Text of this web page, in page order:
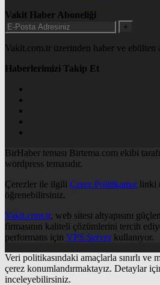
Vakit Haber Aboneliği
+
Vakit.com.tr üzerinden haber ve ebülten
Haberlerimizi Takip Et
BirHaber teması Birtema.com ekibi
wordpress temasıdır.
Çerezler ile ilgili Çerez Politikamız linki
öğrenebilirsiniz.
Vakit.com.tr, web sitesi altyapısını
firmasının kaliteli çözümlerini tercih
performans için VPS Serverkullanıyor.
Veri politikasındaki amaçlarla sınırlı ve
çerez konumlandırmaktayız. Detaylar
inceleyebilirsiniz.